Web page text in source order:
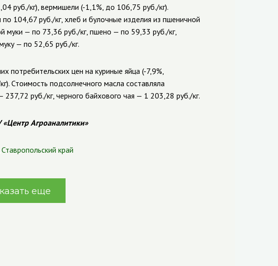
руб./кг), вермишели (-1,1%, до 106,75 руб./кг).
104,67 руб./кг, хлеб и булочные изделия из пшеничной
муки — по 73,36 руб./кг, пшено — по 59,33 руб./кг,
— по 52,65 руб./кг.
потребительских цен на куриные яйца (-7,9%,
Стоимость подсолнечного масла составляла
руб./кг, черного байхового чая — 1 203,28 руб./кг.
Агроаналитики»
Ставропольский край
еще